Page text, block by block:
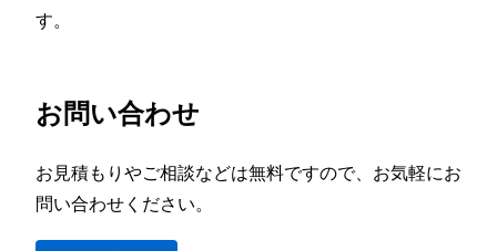
す。
お問い合わせ
お見積もりやご相談などは無料ですので、お気軽にお
問い合わせください。